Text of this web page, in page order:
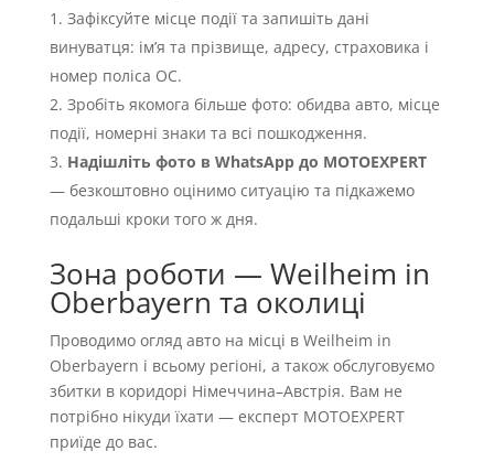
Зафіксуйте місце події та запишіть дані
винуватця: імʼя та прізвище, адресу, страховика і
номер поліса OC.
Зробіть якомога більше фото: обидва авто, місце
події, номерні знаки та всі пошкодження.
Надішліть фото в WhatsApp до MOTOEXPERT
— безкоштовно оцінимо ситуацію та підкажемо
подальші кроки того ж дня.
Зона роботи — Weilheim in
Oberbayern та околиці
Проводимо огляд авто на місці в Weilheim in
Oberbayern і всьому регіоні, а також обслуговуємо
збитки в коридорі Німеччина–Австрія. Вам не
потрібно нікуди їхати — експерт MOTOEXPERT
приїде до вас.